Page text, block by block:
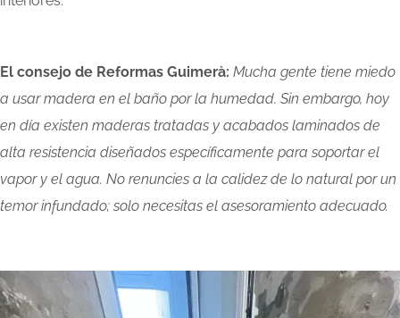
El consejo de Reformas Guimerà: Mucha gente tiene miedo
a usar madera en el baño por la humedad. Sin embargo, hoy
en día existen maderas tratadas y acabados laminados de
alta resistencia diseñados específicamente para soportar el
vapor y el agua. No renuncies a la calidez de lo natural por un
temor infundado; solo necesitas el asesoramiento adecuado.